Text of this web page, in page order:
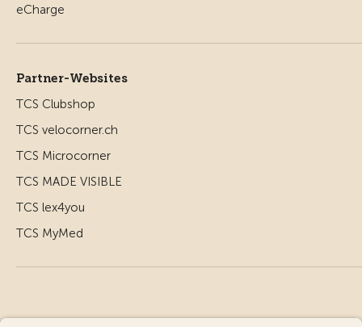
Partner-Websites
TCS Clubshop
TCS velocorner.ch
TCS Microcorner
TCS MADE VISIBLE
TCS lex4you
TCS MyMed